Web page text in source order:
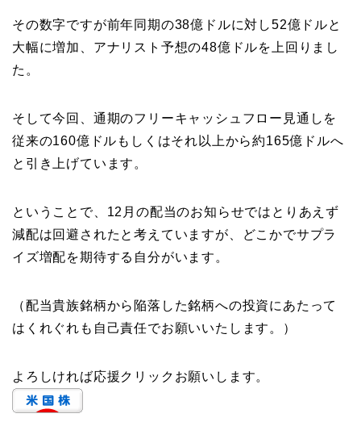
その数字ですが前年同期の38億ドルに対し52億ドルと
大幅に増加、アナリスト予想の48億ドルを上回りまし
た。
そして今回、通期のフリーキャッシュフロー見通しを
従来の160億ドルもしくはそれ以上から約165億ドルへ
と引き上げています。
ということで、12月の配当のお知らせではとりあえず
減配は回避されたと考えていますが、どこかでサプラ
イズ増配を期待する自分がいます。
（配当貴族銘柄から陥落した銘柄への投資にあたって
はくれぐれも自己責任でお願いいたします。）
よろしければ応援クリックお願いします。